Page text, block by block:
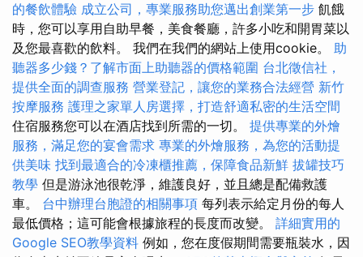
的餐飲體驗 成立公司，專業服務助您邁出創業第一步 飢餓
時，您可以享用自助早餐，美食餐廳，許多小吃和開胃菜以
及您最喜歡的飲料。 我們在我們的網站上使用cookie。 助
聽器多少錢？了解市面上助聽器的價格範圍 台北徵信社，
提供全面的調查服務 營業登記，讓您的業務合法經營 新竹
按摩服務 護理之家單人房選擇，打造舒適私密的生活空間
住宿服務您可以在酒店找到所需的一切。 提供專業的外燴
服務，滿足您的宴會需求 專業的外燴服務，為您的活動提
供美味 找到最適合的冷凍櫃推薦，保障食品新鮮 拔罐技巧
教學 但是游泳池很乾淨，維護良好，並且總是配備救護
車。 台中辦理台胞證的相關事項 每列表示給定月份的每人
最低價格；這可能會根據旅程的長度而改變。 詳細實用的
Google SEO教學資料 例如，您在度假期間需要瓶裝水，因